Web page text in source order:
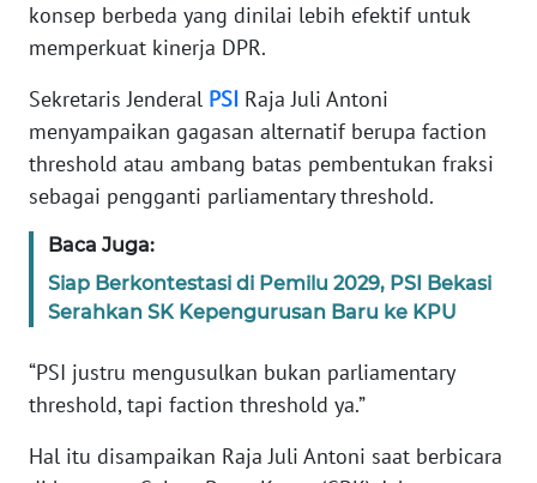
konsep berbeda yang dinilai lebih efektif untuk
memperkuat kinerja DPR.
Sekretaris Jenderal PSI Raja Juli Antoni
menyampaikan gagasan alternatif berupa faction
threshold atau ambang batas pembentukan fraksi
sebagai pengganti parliamentary threshold.
Baca Juga:
Siap Berkontestasi di Pemilu 2029, PSI Bekasi
Serahkan SK Kepengurusan Baru ke KPU
“PSI justru mengusulkan bukan parliamentary
threshold, tapi faction threshold ya.”
Hal itu disampaikan Raja Juli Antoni saat berbicara
KONTAK
INFO
IKLAN
KAMI
PEDOMAN
SIBER